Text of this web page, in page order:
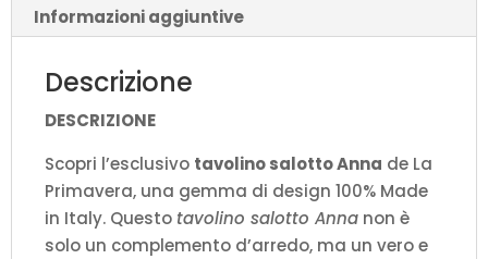
quantità
Informazioni aggiuntive
Descrizione
DESCRIZIONE
Scopri l’esclusivo tavolino salotto Anna de La
Primavera, una gemma di design 100% Made
in Italy. Questo tavolino salotto Anna non è
solo un complemento d’arredo, ma un vero e